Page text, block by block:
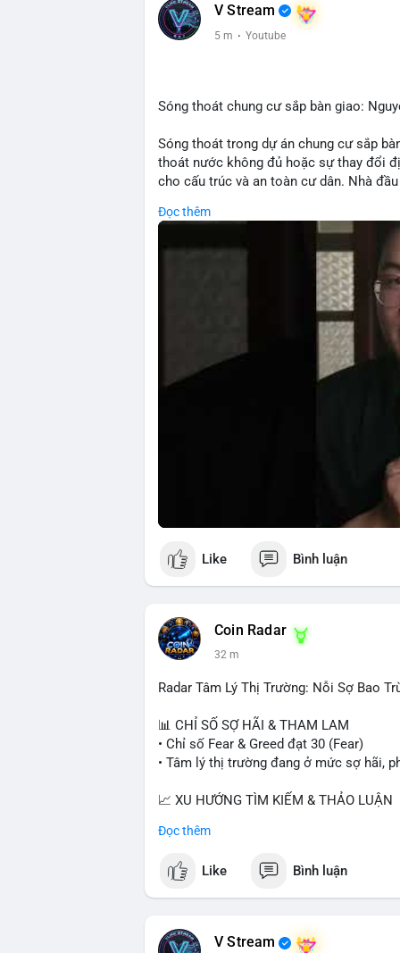
V Stream
5 m · Youtube
Sóng thoát chung cư sắp bàn giao:
Sóng thoát trong dự án chung cư sắp
thoát nước không đủ hoặc sự thay đổi
cho cấu trúc và an toàn cư dân. Nhà
🎥 Xem video trực tiếp tại:
Đọc thêm
Like Bình luận
Coin Radar
32 m
Radar Tâm Lý Thị Trường: Nỗi Sợ Bao
📊 CHỈ SỐ SỢ HÃI & THAM LAM
• Chỉ số Fear & Greed đạt 30 (Fear)
• Tâm lý thị trường đang ở mức sợ hãi,
📈 XU HƯỚNG TÌM KIẾM & THẢO LUẬN
• LunarCrush Trending: Ethereum,
đại học.
• Tin tức kinh tế: Mỹ mất 23.000 việc
Đọc thêm
Like Bình luận
V Stream